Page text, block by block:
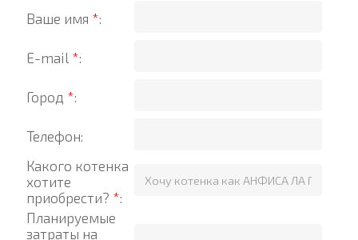
Ваше имя *:
E-mail *:
Город *:
Телефон:
Какого котенка
хотите
приобрести? *:
Планируемые
затраты на